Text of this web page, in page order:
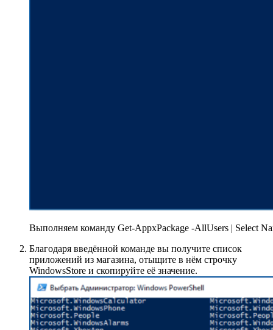
Выполняем команду Get-AppxPackage -AllUsers | Select
Благодаря введённой команде вы получите список
приложений из магазина, отыщите в нём строчку
WindowsStore и скопируйте её значение.